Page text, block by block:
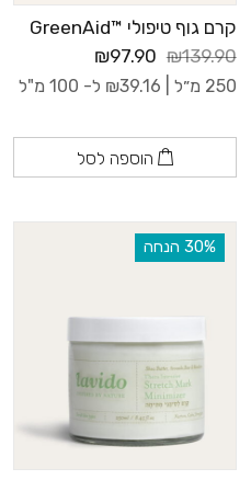
קרם גוף טיפולי ™GreenAid
₪139.90
₪97.90
250 מ״ל | ₪39.16 ל- 100 מ"ל
הוספה לסל
‫30% הנחה